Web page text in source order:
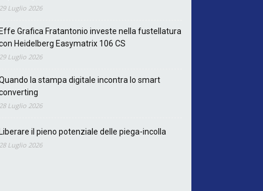
Luglio 2026
Grafica Fratantonio investe nella fustellatura
Heidelberg Easymatrix 106 CS
Luglio 2026
la stampa digitale incontra lo smart
Luglio 2026
il pieno potenziale delle piega-incolla
Luglio 2026